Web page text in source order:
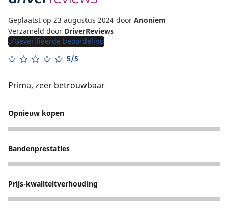
Geplaatst op 23 augustus 2024 door Anoniem
Verzameld door DriverReviews
Geverifieerde beoordeling
5/5
Prima, zeer betrouwbaar
Opnieuw kopen
5
Bandenprestaties
5
Prijs-kwaliteitverhouding
5